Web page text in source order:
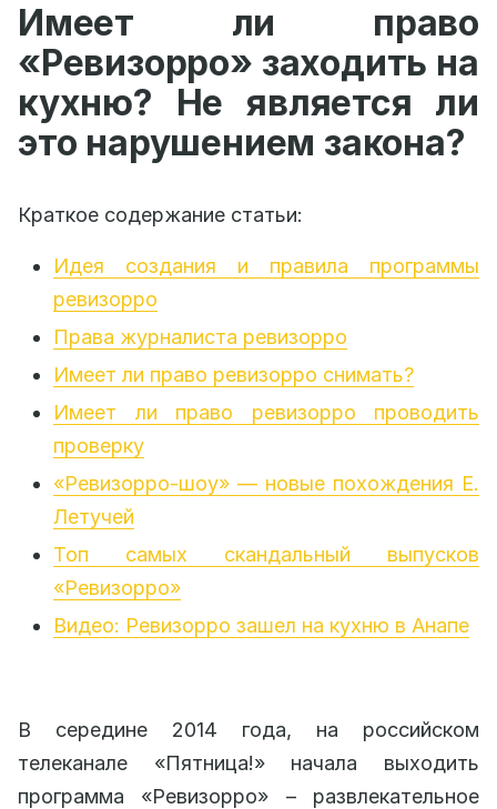
Имеет ли право
«Ревизорро» заходить на
кухню? Не является ли
это нарушением закона?
Краткое содержание статьи:
Идея создания и правила программы
ревизорро
Права журналиста ревизорро
Имеет ли право ревизорро снимать?
Имеет ли право ревизорро проводить
проверку
«Ревизорро-шоу» — новые похождения Е.
Летучей
Топ самых скандальный выпусков
«Ревизорро»
Видео: Ревизорро зашел на кухню в Анапе
В середине 2014 года, на российском
телеканале «Пятница!» начала выходить
программа «Ревизорро» – развлекательное